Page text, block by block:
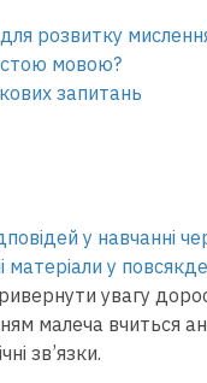
розвитку
мовою?
запитань
у навчанні
матеріали у
увагу
малеча вчиться
зв’язки.